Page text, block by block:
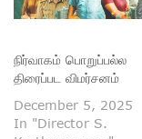
நிர்வாகம் பொறுப்பல்ல
திரைப்பட விமர்சனம்
December 5, 2025
In "Director S.